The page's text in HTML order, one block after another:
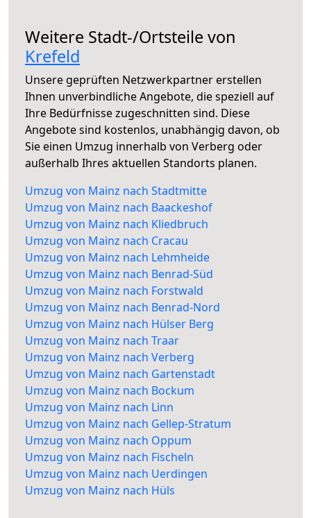
Weitere Stadt-/Ortsteile von
Krefeld
Unsere geprüften Netzwerkpartner erstellen
Ihnen unverbindliche Angebote, die speziell auf
Ihre Bedürfnisse zugeschnitten sind. Diese
Angebote sind kostenlos, unabhängig davon, ob
Sie einen Umzug innerhalb von Verberg oder
außerhalb Ihres aktuellen Standorts planen.
Umzug von Mainz nach Stadtmitte
Umzug von Mainz nach Baackeshof
Umzug von Mainz nach Kliedbruch
Umzug von Mainz nach Cracau
Umzug von Mainz nach Lehmheide
Umzug von Mainz nach Benrad-Süd
Umzug von Mainz nach Forstwald
Umzug von Mainz nach Benrad-Nord
Umzug von Mainz nach Hülser Berg
Umzug von Mainz nach Traar
Umzug von Mainz nach Verberg
Umzug von Mainz nach Gartenstadt
Umzug von Mainz nach Bockum
Umzug von Mainz nach Linn
Umzug von Mainz nach Gellep-Stratum
Umzug von Mainz nach Oppum
Umzug von Mainz nach Fischeln
Umzug von Mainz nach Uerdingen
Umzug von Mainz nach Hüls